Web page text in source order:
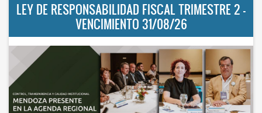
LEY DE RESPONSABILIDAD FISCAL TRIMESTRE 2 -
VENCIMIENTO 31/08/26